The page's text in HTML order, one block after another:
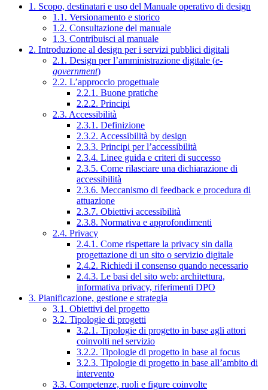
1. Scopo, destinatari e uso del Manuale operativo di design
1.1. Versionamento e storico
1.2. Consultazione del manuale
1.3. Contribuisci al manuale
2. Introduzione al design per i servizi pubblici digitali
2.1. Design per l’amministrazione digitale (e-
government)
2.2. L’approccio progettuale
2.2.1. Buone pratiche
2.2.2. Principi
2.3. Accessibilità
2.3.1. Definizione
2.3.2. Accessibilità by design
2.3.3. Principi per l’accessibilità
2.3.4. Linee guida e criteri di successo
2.3.5. Come rilasciare una dichiarazione di
accessibilità
2.3.6. Meccanismo di feedback e procedura di
attuazione
2.3.7. Obiettivi accessibilità
2.3.8. Normativa e approfondimenti
2.4. Privacy
2.4.1. Come rispettare la privacy sin dalla
progettazione di un sito o servizio digitale
2.4.2. Richiedi il consenso quando necessario
2.4.3. Le basi del sito web: architettura,
informativa privacy, riferimenti DPO
3. Pianificazione, gestione e strategia
3.1. Obiettivi del progetto
3.2. Tipologie di progetti
3.2.1. Tipologie di progetto in base agli attori
coinvolti nel servizio
3.2.2. Tipologie di progetto in base al focus
3.2.3. Tipologie di progetto in base all’ambito di
intervento
3.3. Competenze, ruoli e figure coinvolte